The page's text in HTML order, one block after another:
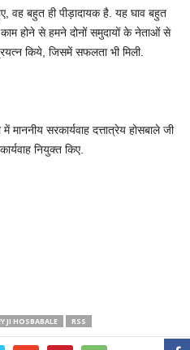
वह बहुत ही पीड़ादायक है. यह घाव बहुत
होने से हमने दोनों समुदायों के नेताओं से
किये, जिसमें सफलता भी मिली.
माननीय सरकार्यवाह दत्तात्रेय होसबाले जी
नियुक्त किए.
JI HOSBABALE RSS